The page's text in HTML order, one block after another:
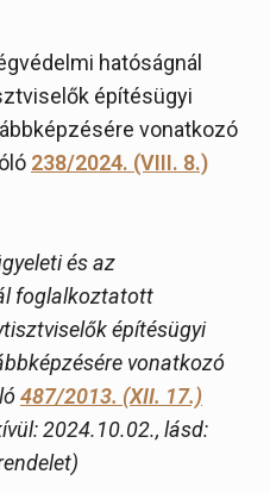
hatóságnál
építésügyi
vonatkozó
238/2024. (VIII. 8.)
és az
foglalkoztatott
építésügyi
vonatkozó
487/2013. (XII. 17.)
2024.10.02., lásd: